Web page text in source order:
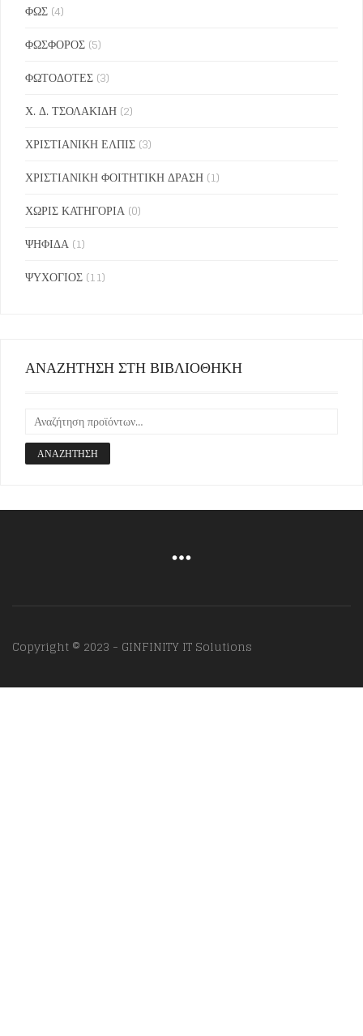
ΦΩΣ (4)
ΦΩΣΦΟΡΟΣ (5)
ΦΩΤΟΔΟΤΕΣ (3)
Χ. Δ. ΤΣΟΛΑΚΙΔΗ (2)
ΧΡΙΣΤΙΑΝΙΚΗ ΕΛΠΙΣ (3)
ΧΡΙΣΤΙΑΝΙΚΗ ΦΟΙΤΗΤΙΚΗ ΔΡΑΣΗ (1)
ΧΩΡΙΣ ΚΑΤΗΓΟΡΙΑ (0)
ΨΗΦΙΔΑ (1)
ΨΥΧΟΓΙΟΣ (11)
ΑΝΑΖΗΤΗΣΗ ΣΤΗ ΒΙΒΛΙΟΘΗΚΗ
ΑΝΑΖΉΤΗΣΗ
Copyright © 2023 - GINFINITY IT Solutions